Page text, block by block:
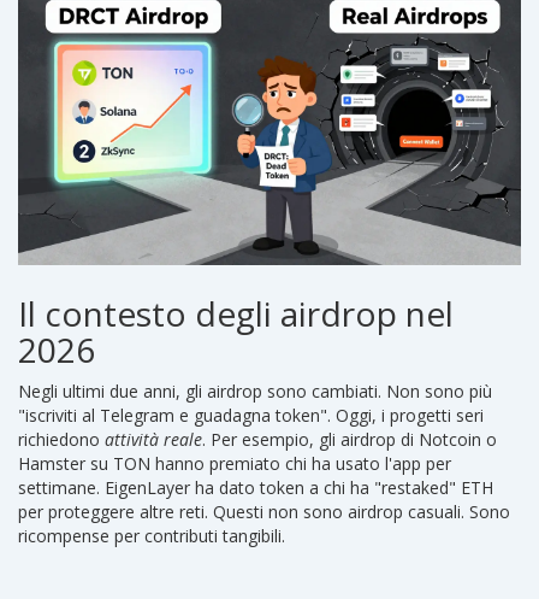
Il contesto degli airdrop nel
2026
Negli ultimi due anni, gli airdrop sono cambiati. Non sono più
"iscriviti al Telegram e guadagna token". Oggi, i progetti seri
richiedono attività reale. Per esempio, gli airdrop di Notcoin o
Hamster su TON hanno premiato chi ha usato l'app per
settimane. EigenLayer ha dato token a chi ha "restaked" ETH
per proteggere altre reti. Questi non sono airdrop casuali. Sono
ricompense per contributi tangibili.